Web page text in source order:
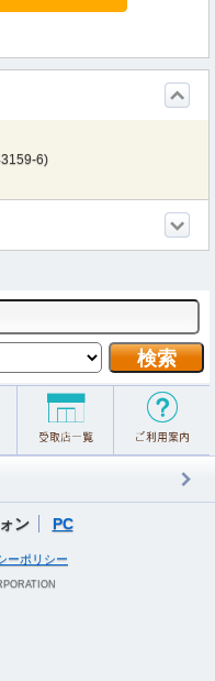
6)
ン PC
ーポリシー